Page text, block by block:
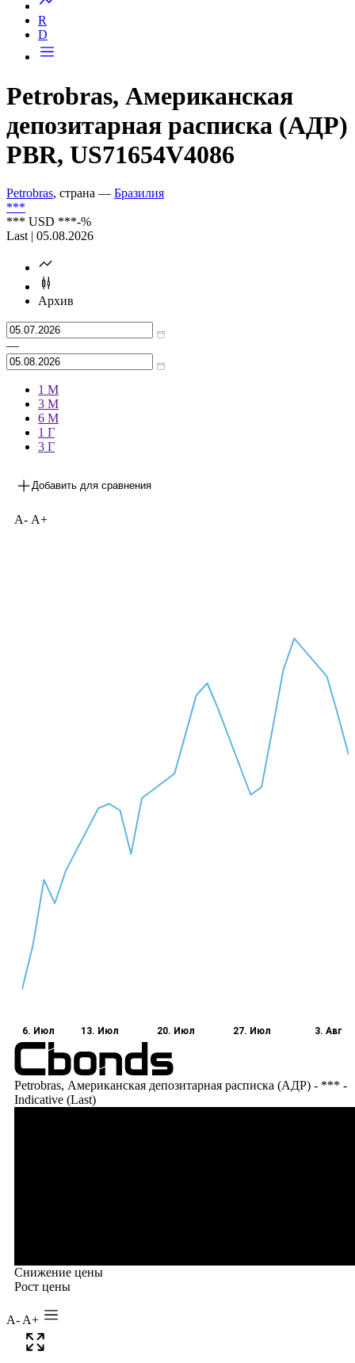
R
D
Petrobras, Американская
депозитарная расписка (АДР)
PBR, US71654V4086
Petrobras, страна — Бразилия
***
*** USD ***-%
Last | 05.08.2026
Архив
—
1 М
3 М
6 М
1 Г
3 Г
Добавить для сравнения
A- A+